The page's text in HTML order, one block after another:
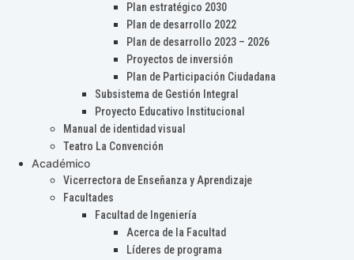
Plan estratégico 2030
Plan de desarrollo 2022
Plan de desarrollo 2023 – 2026
Proyectos de inversión
Plan de Participación Ciudadana
Subsistema de Gestión Integral
Proyecto Educativo Institucional
Manual de identidad visual
Teatro La Convención
Académico
Vicerrectora de Enseñanza y Aprendizaje
Facultades
Facultad de Ingeniería
Acerca de la Facultad
Líderes de programa